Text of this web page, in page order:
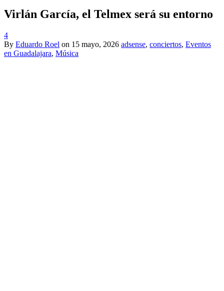
Virlán García, el Telmex será su entorno
4
By Eduardo Roel on 15 mayo, 2026 adsense, conciertos, Eventos
en Guadalajara, Música